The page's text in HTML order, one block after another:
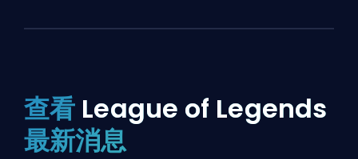
查看 League of Legends
最新消息